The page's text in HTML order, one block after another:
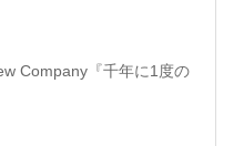
Company『千年に1度の